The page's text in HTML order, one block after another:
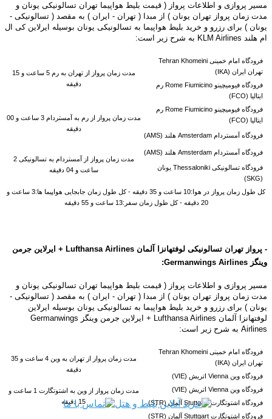
مسیر پروازی و اطلاعات پرواز ( قیمت بلیط هواپیما تهران تسالونیکی یونان و
مدت زمان پرواز تهران یونان ) از مبدا ( تهران - ایران ) به مقصد ( تسالونیکی -
یونان ) برای رزرو و خرید بلیط هواپیما به تسالونیکی یونان بوسیله ایرلاین کی ال
ام هلند KLM Airlines به شرح زیر است:
فرودگاه امام خمینی Tehran Khomeini
تهران ایران (IKA)
مدت زمان پرواز از تهران به رم 5 ساعت و 15
دقیقه
فرودگاه فیومیچینو Rome Fiumicino رم
ایتالیا (FCO)
فرودگاه فیومیچینو Rome Fiumicino رم
ایتالیا (FCO)
مدت زمان پرواز از رم به آمستردام 3 ساعت و 00
دقیقه
فرودگاه آمستردام Amsterdam هلند (AMS)
فرودگاه آمستردام Amsterdam هلند (AMS)
مدت زمان پرواز از آمستردام به
تسالونیکی 2
ساعت و 04 دقیقه
فرودگاه تسالونیکی Thessaloniki یونان
(SKG)
کل طول زمان پرواز در هوا:10 ساعت و 35 دقیقه - کل طول زمان جابجایی هواپیما ها:3 ساعت و
20 دقیقه - کل طول زمان سفر:13 ساعت و 55 دقیقه
- پرواز تهران تسالونیکی لوفتهانزا آلمان Lufthansa Airlines + ایرلاین جرمن
وینگز Germanwings Airlines:
مسیر پروازی و اطلاعات پرواز ( قیمت بلیط هواپیما تهران تسالونیکی یونان و
مدت زمان پرواز تهران یونان ) از مبدا ( تهران - ایران ) به مقصد ( تسالونیکی -
یونان ) برای رزرو و خرید بلیط هواپیما به تسالونیکی یونان بوسیله ایرلاین
لوفتهانزا آلمان Lufthansa Airlines + ایرلاین جرمن وینگز Germanwings
Airlines به شرح زیر است:
فرودگاه امام خمینی Tehran Khomeini
تهران ایران (IKA)
مدت زمان پرواز از تهران به وین 4 ساعت و 35
دقیقه
فرودگاه وین Vienna اتریش (VIE)
فرودگاه وین Vienna اتریش (VIE)
مدت زمان پرواز از وین به
اشتوتگارت 1 ساعت و
15 دقیقه
فرودگاه اشتوتگارت Stuttgart آلمان (STR)
فرودگاه اشتوتگارت Stuttgart آلمان (STR)